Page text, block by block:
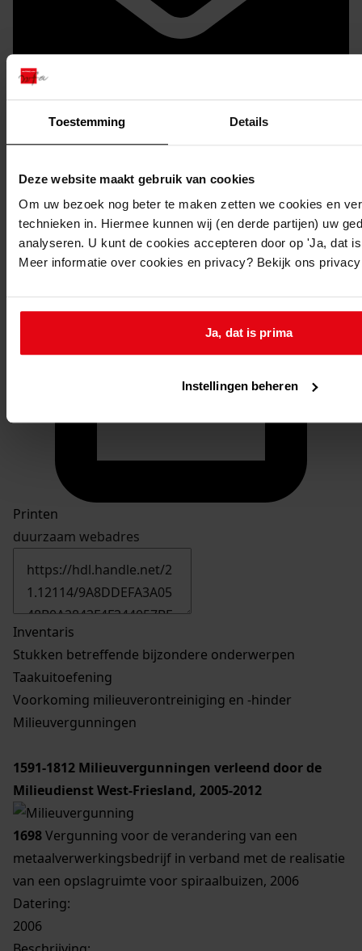
Toestemming Details
Deze website maakt gebruik van cookies
Om uw bezoek nog beter te maken zetten we cookies en
technieken in. Hiermee kunnen wij (en derde partijen) uw
analyseren. U kunt de cookies accepteren door op 'Ja, dat
Meer informatie over cookies en privacy? Bekijk ons
Ja, dat is prima
Instellingen beheren
Printen
duurzaam webadres
Inventaris
Stukken betreffende bijzondere onderwerpen
Taakuitoefening
Voorkoming milieuverontreiniging en -hinder
Milieuvergunningen
1591-1812 Milieuvergunningen verleend door de
Milieudienst West-Friesland, 2005-2012
1698Vergunning voor de verandering van een
metaalverwerkingsbedrijf in verband met de realisatie
van een opslagruimte voor spiraalbuizen, 2006
Datering:
2006